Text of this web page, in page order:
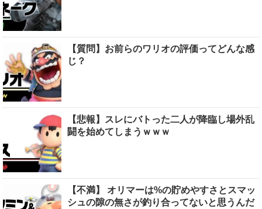
【質問】お前らのワリオの評価ってどんな感
じ？
【悲報】スレにバトった二人が降臨し場外乱
闘を始めてしまうｗｗｗ
【不満】 オリマーは%の貯めやすさとスマッ
シュの隙の無さが釣り合ってないと思うんだ